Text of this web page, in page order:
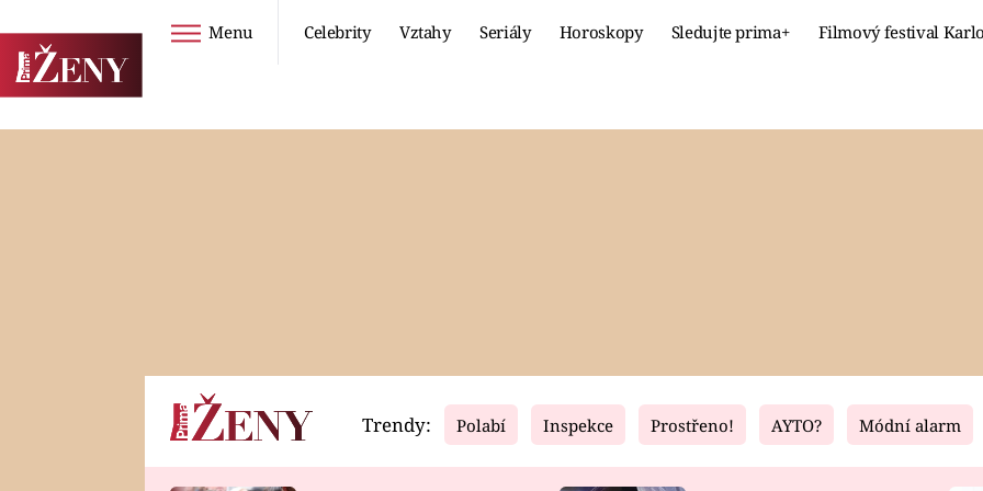
Menu Celebrity Vztahy Seriály Horoskopy Sledujte prima+ Filmový festival
Horoskopy Video Fresh Living
Trendy: Polabí Inspekce Prostřeno! AYTO? Módní alarm